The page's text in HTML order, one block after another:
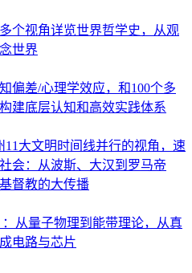
个视角详览世界哲学史，从观
世界
偏差/心理学效应，和100个多
建底层认知和高效实践体系
大文明时间线并行的视角，速
会：从波斯、大汉到罗马帝
督教的大传播
从量子物理到能带理论，从真
电路与芯片